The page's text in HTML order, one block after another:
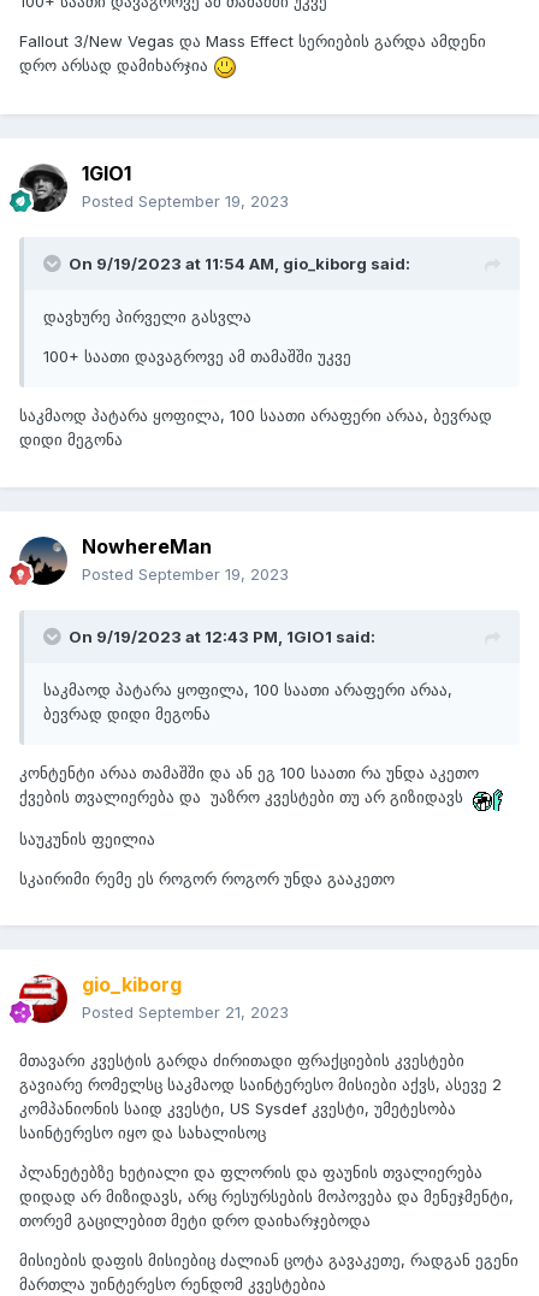
Fallout 3/New Vegas და Mass Effect სერიების გარდა ამდენი
დრო არსად დამიხარჯია
1GIO1
Posted September 19, 2023
On 9/19/2023 at 11:54 AM, gio_kiborg said:
დავხურე პირველი გასვლა
100+ საათი დავაგროვე ამ თამაშში უკვე
საკმაოდ პატარა ყოფილა, 100 საათი არაფერი არაა, ბევრად
დიდი მეგონა
NowhereMan
Posted September 19, 2023
On 9/19/2023 at 12:43 PM, 1GIO1 said:
საკმაოდ პატარა ყოფილა, 100 საათი არაფერი არაა,
ბევრად დიდი მეგონა
კონტენტი არაა თამაშში და ან ეგ 100 საათი რა უნდა აკეთო
ქვების თვალიერება და უაზრო კვესტები თუ არ გიზიდავს
საუკუნის ფეილია
სკაირიმი რემე ეს როგორ როგორ უნდა გააკეთო
gio_kiborg
Posted September 21, 2023
მთავარი კვესტის გარდა ძირითადი ფრაქციების კვესტები
გავიარე რომელსც საკმაოდ საინტერესო მისიები აქვს, ასევე 2
კომპანიონის საიდ კვესტი, US Sysdef კვესტი, უმეტესობა
საინტერესო იყო და სახალისოც
პლანეტებზე ხეტიალი და ფლორის და ფაუნის თვალიერება
დიდად არ მიზიდავს, არც რესურსების მოპოვება და მენეჯმენტი,
თორემ გაცილებით მეტი დრო დაიხარჯებოდა
მისიების დაფის მისიებიც ძალიან ცოტა გავაკეთე, რადგან ეგენი
მართლა უინტერესო რენდომ კვესტებია